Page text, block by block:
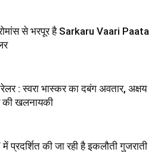
से भरपूर है Sarkaru Vaari Paata
: स्‍वरा भास्‍कर का दबंग अवतार, अक्षय
की खलनायकी
प्रदर्शित की जा रही है इकलौती गुजराती